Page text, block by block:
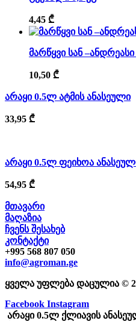
4,45 ₾
მარწყვი სან –ანდრეასი
10,50 ₾
არაყი 0.5ლ ატმის ანასეული
33,95 ₾
არაყი 0.5ლ ფეიხოა
54,95 ₾
მთავარი
მაღაზია
ჩვენს შესახებ
კონტაქტი
+995 568 807 050
info@agroman.ge
ყველა უფლება დაცულია ©
Facebook Instagram
არაყი 0.5ლ ქლიავის